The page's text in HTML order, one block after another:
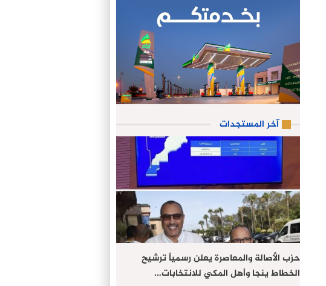
آخر المستجدات
حزب الأصالة والمعاصرة يعلن رسمياً ترشيح
الخطاط ينجا وأهل المكي للانتخابات…